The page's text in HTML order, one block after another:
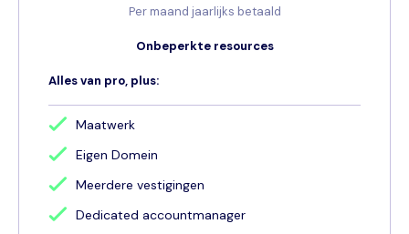
Per maand jaarlijks betaald
Onbeperkte resources
Alles van pro, plus:
Maatwerk
Eigen Domein
Meerdere vestigingen
Dedicated accountmanager